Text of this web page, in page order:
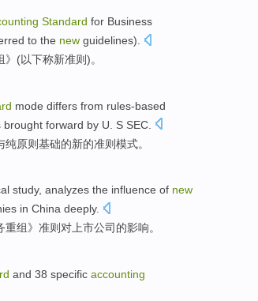
Standard for Business
to the new guidelines).
》(以下称新准则)。
mode differs from rules-based
brought forward by U. S SEC
纯原则基础的新的准则模式。
study, analyzes the influence of new
in China deeply.
重组》 准则对上市公司 的影响。
and 38 specific accounting